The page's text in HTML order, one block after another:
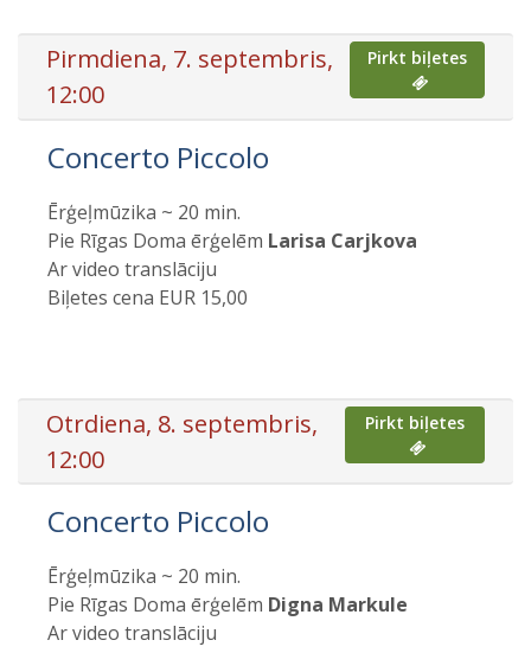
Pirmdiena, 7. septembris,
12:00
Pirkt biļetes
Concerto Piccolo
Ērģeļmūzika ~ 20 min.
Pie Rīgas Doma ērģelēm Larisa Carjkova
Ar video translāciju
Biļetes cena EUR 15,00
Otrdiena, 8. septembris,
12:00
Pirkt biļetes
Concerto Piccolo
Ērģeļmūzika ~ 20 min.
Pie Rīgas Doma ērģelēm Digna Markule
Ar video translāciju